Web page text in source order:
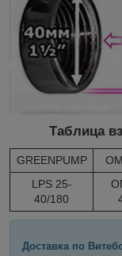
Таблица
GREENPUMP
LPS 25-
40/180
Доставка по